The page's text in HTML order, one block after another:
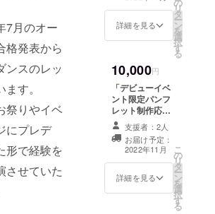
7月のオー
格発表から
ンスのレッ
す。
祭りやイベ
にプレデ
形で経験を
させていた
バーからのお礼
ンが入ったA4
メッセージカー
片面カラー、1枚
ル（仮）の
CD「WEALTH
」
「MOUNTAIN」
「PR」「常夏ロ
夏ロマンス
B」、謎ファイ
ルとやま観光の
CD「アンソロ
ジー１」「サー
ジェントペパー
ズローリングホ
タルイカハー
ツ」「マジカル
ミステリーファ
イルツアー」、
各1枚ずつ、計8
詳細を見る
リ
タ
ー
ン
を
選
択
す
る
10,000円
「デビューイベ
ント限定パンフ
レット制作応援
コースB」 ・11
月12日のデ
ビューイベント
の模様を収めた
パンフレット
（全支援者共
通） A4サイズ、
支援者：2人
お届け予定：
2022年11月
詳細を見る
こ
の
リ
タ
ー
ン
を
選
択
す
る